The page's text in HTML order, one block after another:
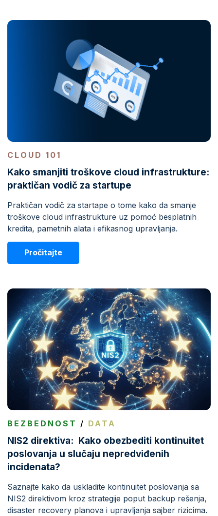
CLOUD 101
Kako smanjiti troškove cloud infrastrukture:
praktičan vodič za startupe
Praktičan vodič za startape o tome kako da smanje
troškove cloud infrastrukture uz pomoć besplatnih
kredita, pametnih alata i efikasnog upravljanja.
Pročitajte
BEZBEDNOST / DATA
NIS2 direktiva: Kako obezbediti kontinuitet
poslovanja u slučaju nepredviđenih
incidenata?
Saznajte kako da uskladite kontinuitet poslovanja sa
NIS2 direktivom kroz strategije poput backup rešenja,
disaster recovery planova i upravljanja sajber rizicima.